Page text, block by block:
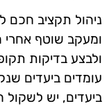
ניהול תקציב חכם
ומעקב שוטף
ולבצע בדיקות
עומדים ביעדים
ביעדים, יש